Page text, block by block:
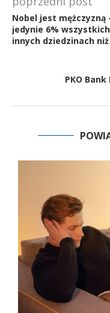
Nobel jest
jedynie 6%
innych dziedzinach
PKO